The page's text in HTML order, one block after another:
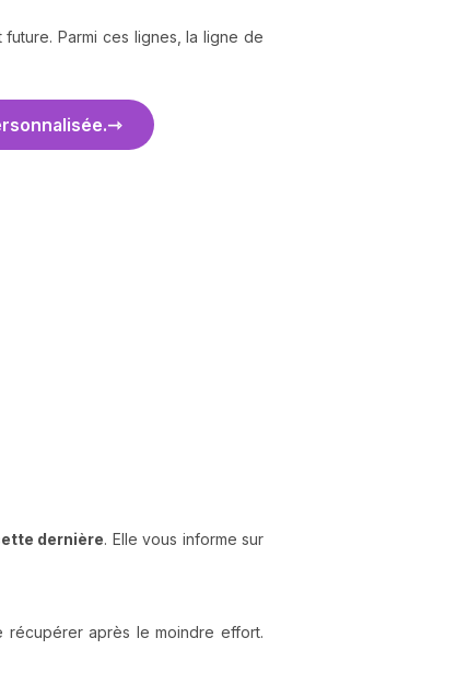
Parmi ces lignes, la ligne de
dernière. Elle vous informe sur
récupérer après le moindre effort.